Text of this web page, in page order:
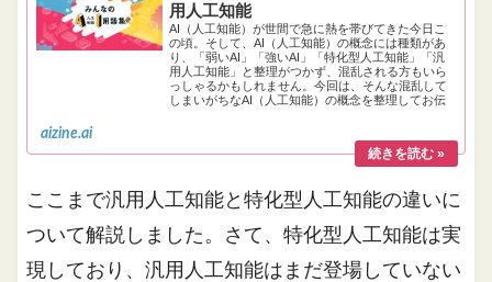
用人工知能
AI（人工知能）が世間で急に熱を帯びてきた今日こ
の頃。そして、AI（人工知能）の概念には種類があ
り、「弱いAI」「強いAI」「特化型人工知能」「汎
用人工知能」と整理がつかず、混乱される方もいら
っしゃるかもしれません。今回は、そんな混乱して
しまいがちなAI（人工知能）の概念を整理してお伝
aizine.ai
ここまで汎用人工知能と特化型人工知能の違いに
ついて解説しました。さて、特化型人工知能は実
現しており、汎用人工知能はまだ登場していない